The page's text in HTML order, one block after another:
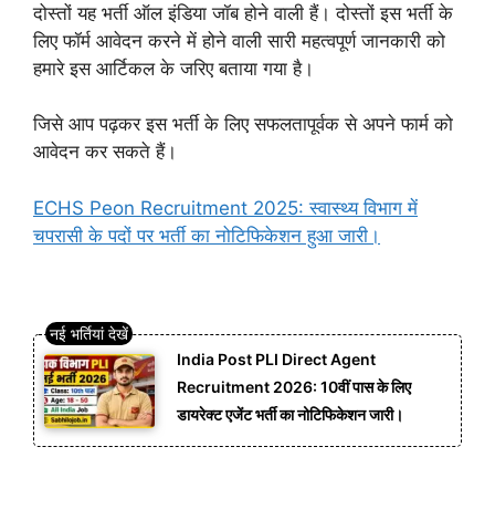
दोस्तों यह भर्ती ऑल इंडिया जॉब होने वाली हैं। दोस्तों इस भर्ती के
लिए फॉर्म आवेदन करने में होने वाली सारी महत्वपूर्ण जानकारी को
हमारे इस आर्टिकल के जरिए बताया गया है।
जिसे आप पढ़कर इस भर्ती के लिए सफलतापूर्वक से अपने फार्म को
आवेदन कर सकते हैं।
ECHS Peon Recruitment 2025: स्वास्थ्य विभाग में
चपरासी के पदों पर भर्ती का नोटिफिकेशन हुआ जारी।
India Post PLI Direct Agent
Recruitment 2026: 10वीं पास के लिए
डायरेक्ट एजेंट भर्ती का नोटिफिकेशन जारी।